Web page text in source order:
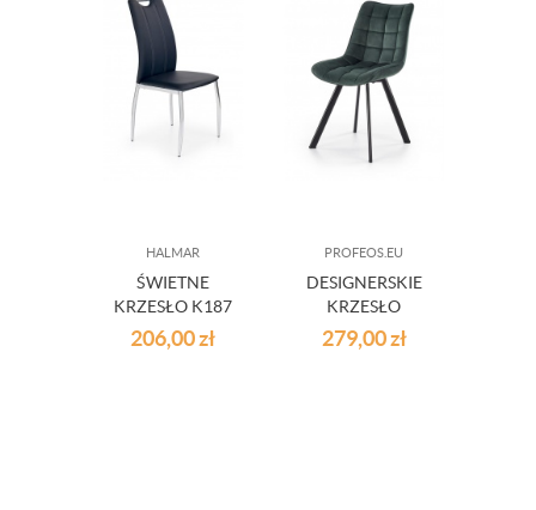
HALMAR
ŚWIETNE
KRZESŁO K187
CZARNE
206,00zł
PROFEOS.EU
DESIGNERSKIE
KRZESŁO
CASTELLE
279,00zł